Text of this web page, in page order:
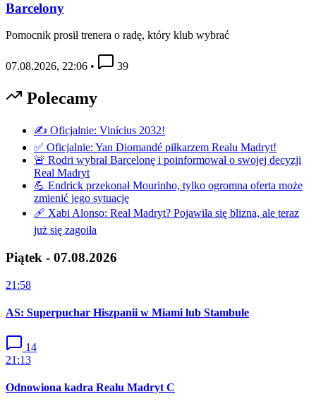
Barcelony
Pomocnik prosił trenera o radę, który klub wybrać
07.08.2026, 22:06 • 39
Polecamy
✍️ Oficjalnie: Vinícius 2032!
✅ Oficjalnie: Yan Diomandé piłkarzem Realu Madryt!
🚨 Rodri wybrał Barcelonę i poinformował o swojej decyzji
Real Madryt
💪 Endrick przekonał Mourinho, tylko ogromna oferta może
zmienić jego sytuację
🩹 Xabi Alonso: Real Madryt? Pojawiła się blizna, ale teraz
już się zagoiła
Piątek - 07.08.2026
21:58
AS: Superpuchar Hiszpanii w Miami lub Stambule
14
21:13
Odnowiona kadra Realu Madryt C